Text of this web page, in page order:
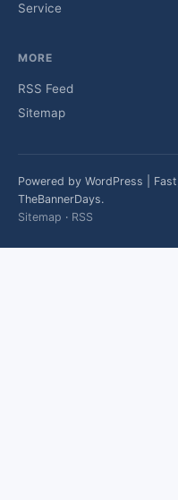
Service
MORE
RSS Feed
Sitemap
Powered by WordPress |
TheBannerDays.
Sitemap · RSS